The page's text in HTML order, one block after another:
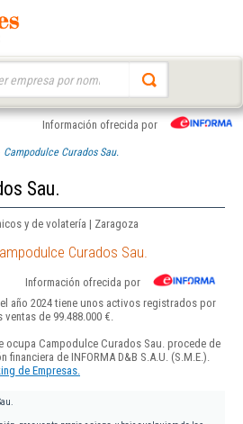
Información ofrecida por
Campodulce Curados Sau.
Sau.
y de volatería | Zaragoza
Curados Sau.
Información ofrecida por
año 2024 tiene unos activos registrados por
ventas de 99.488.000 €.
ocupa Campodulce Curados Sau. procede de
financiera de INFORMA D&B S.A.U. (S.M.E.).
de Empresas.